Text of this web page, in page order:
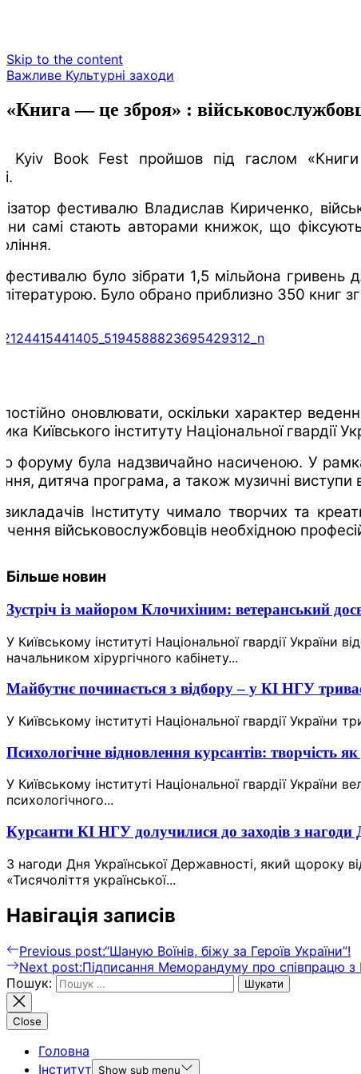
Skip to the content
Важливе Культурні заходи
«Книга — це зброя» :
Kyiv Book Fest пройшов під гаслом «Книги
фестивалю Владислав Кириченко,
самі стають авторами книжок, що
було зібрати 1,5 мільйона гривень
Було обрано приблизно 350 книг
оновлювати, оскільки характер
Київського інституту Національної гвардії
форуму була надзвичайно насиченою. У
дитяча програма, а також музичні
викладачів Інституту чимало творчих та
військовослужбовців необхідною
Більше новин
Зустріч із майором Клочихіним: ветеранський
У Київському інституті Національної гвардії
начальником хірургічного кабінету...
Майбутнє починається з відбору – у КІ НГУ
У Київському інституті Національної гвардії України
Психологічне відновлення курсантів: творчість
У Київському інституті Національної гвардії України
психологічного...
Курсанти КІ НГУ долучилися до заходів з нагоди
З нагоди Дня Української Державності, який щороку
«Тисячоліття української...
Навігація записів
Previous post:“Шаную Воїнів, біжу за Героїв України”!
Next post:Підписання Меморандуму про співпрацю
Пошук:
Close
Головна
Інститут
Show sub menu